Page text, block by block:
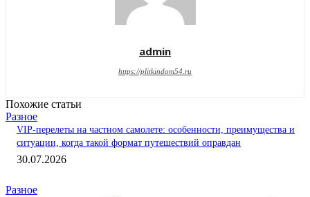
admin
https://plitkindom54.ru
Похожие статьи
Разное
VIP-перелеты на частном самолете: особенности, преимущества и
ситуации, когда такой формат путешествий оправдан
30.07.2026
Разное